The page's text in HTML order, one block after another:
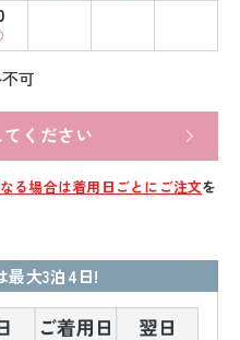
可
ください
る場合は着用日ごとにご注文を
最大3泊4日!